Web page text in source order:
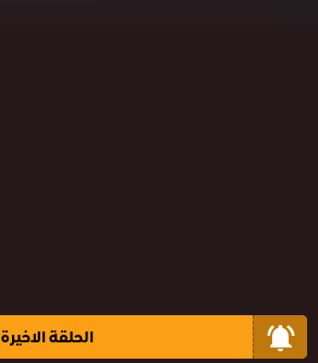
الحلقة الاخيرة